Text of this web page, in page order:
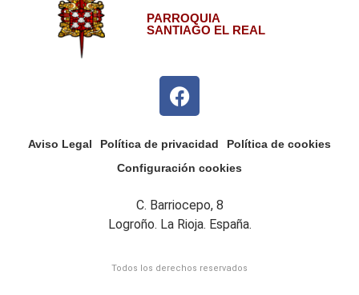
PARROQUIA
SANTIAGO EL REAL
Aviso Legal Política de privacidad
Política de cookies
Configuración cookies
C. Barriocepo, 8
Logroño. La Rioja. España.
Todos los derechos reservados